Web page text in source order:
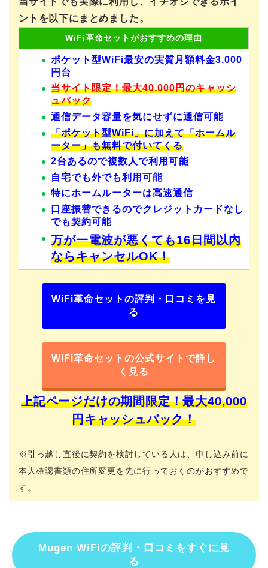
ントを以下にまとめました。
WiFi革命セットがおすすめの理由
ポケット型WiFi最安の実質月額料金3,000
円台
当サイト限定！最大40,000円のキャッシ
ュバック
通信データ容量を気にせずに通信可能
「ポケット型WiFi」に加えて「ホームル
ーター」も無料で付いてくる
2台あるので複数人で利用可能
自宅でも外でも利用可能
特にホームルーターは高速通信
口座振替できるのでクレジットカードなし
でも契約可能
万が一電波が悪くても16日間以内
ならキャンセルOK！
WiFi革命セットの評判・口コミを見
る
WiFi革命セットの公式サイトで詳し
く見る
上記ページだけの期間限定！最大40,000
円キャッシュバック！
※引っ越し直後に契約を検討している人は、申し込み前に
本人確認書類の住所変更を先に行っておくのがおすすめで
す。
Mugen WiFiの評判・口コミをすぐに見
る